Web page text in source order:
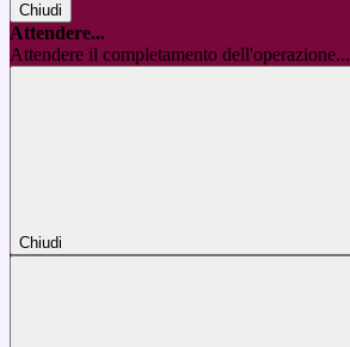
Chiudi
Attendere...
Attendere il completamento dell'operazione...
Chiudi